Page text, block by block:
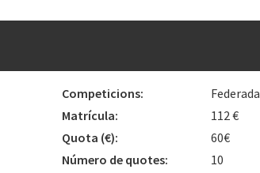
Competicions:
Federada
Matrícula:
112 €
Quota (€):
60€
Número de quotes:
10